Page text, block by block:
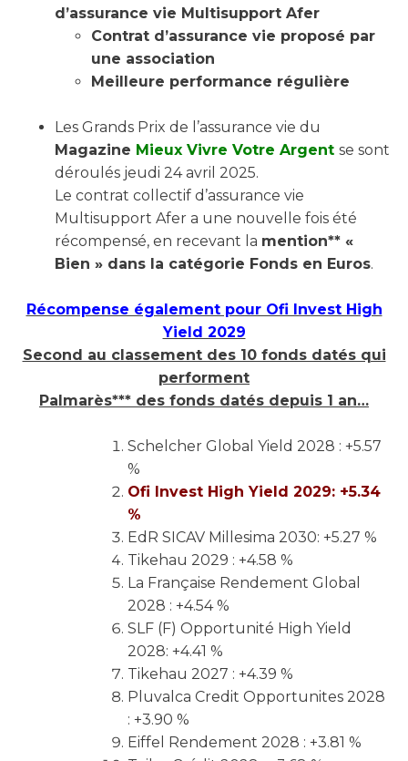
d’assurance vie Multisupport Afer
Contrat d’assurance vie proposé par
une association
Meilleure performance régulière
Les Grands Prix de l’assurance vie du
Magazine Mieux Vivre Votre Argent se sont
déroulés jeudi 24 avril 2025.
Le contrat collectif d’assurance vie
Multisupport Afer a une nouvelle fois été
récompensé, en recevant la mention** «
Bien » dans la catégorie Fonds en Euros.
Récompense également pour Ofi Invest High
Yield 2029
Second au classement des 10 fonds datés qui
performent
Palmarès*** des fonds datés depuis 1 an…
Schelcher Global Yield 2028 : +5.57
%
Ofi Invest High Yield 2029: +5.34
%
EdR SICAV Millesima 2030: +5.27 %
Tikehau 2029 : +4.58 %
La Française Rendement Global
2028 : +4.54 %
SLF (F) Opportunité High Yield
2028: +4.41 %
Tikehau 2027 : +4.39 %
Pluvalca Credit Opportunites 2028
: +3.90 %
Eiffel Rendement 2028 : +3.81 %